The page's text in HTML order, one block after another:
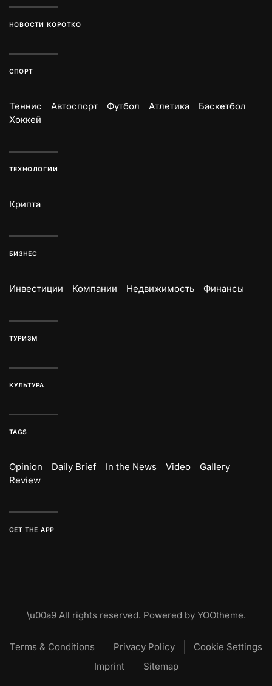
НОВОСТИ КОРОТКО
СПОРТ
Теннис Автоспорт Футбол Атлетика
Баскетбол
Хоккей
ТЕХНОЛОГИИ
Крипта
БИЗНЕС
Инвестиции Компании Недвижимость Финансы
ТУРИЗМ
КУЛЬТУРА
TAGS
Opinion Daily Brief In the News Video
Gallery
Review
GET THE APP
\u00a9 All rights reserved. Powered by YOOtheme.
Terms & Conditions Privacy Policy
Cookie Settings
Imprint
Sitemap